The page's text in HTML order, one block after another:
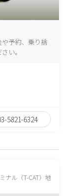
予約、乗り捨
い。
5821-6324
ナル（T-CAT）地